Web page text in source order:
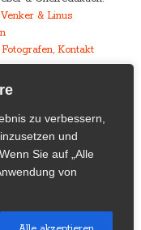
zu verbessern,
und
Sie auf „Alle
von
& Linus
Kontakt
– Legal
/
Verantwortung /